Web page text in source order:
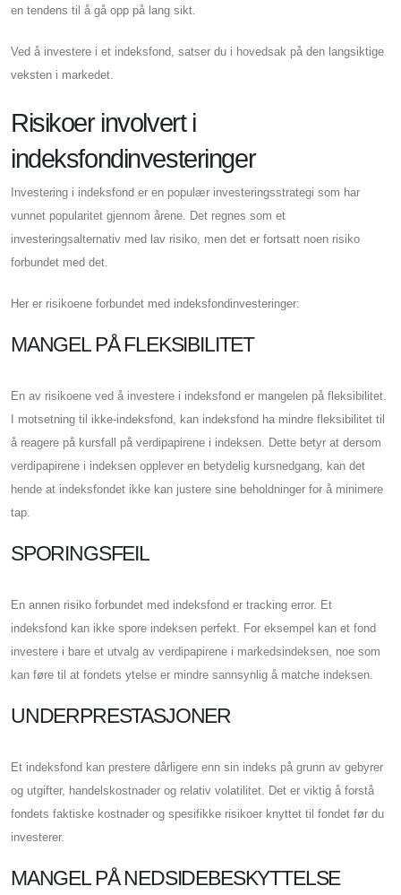
en tendens til å gå opp på lang sikt.
Ved å investere i et indeksfond, satser du i hovedsak på den langsiktige
veksten i markedet.
Risikoer involvert i
indeksfondinvesteringer
Investering i indeksfond er en populær investeringsstrategi som har
vunnet popularitet gjennom årene. Det regnes som et
investeringsalternativ med lav risiko, men det er fortsatt noen risiko
forbundet med det.
Her er risikoene forbundet med indeksfondinvesteringer:
MANGEL PÅ FLEKSIBILITET
En av risikoene ved å investere i indeksfond er mangelen på fleksibilitet.
I motsetning til ikke-indeksfond, kan indeksfond ha mindre fleksibilitet til
å reagere på kursfall på verdipapirene i indeksen. Dette betyr at dersom
verdipapirene i indeksen opplever en betydelig kursnedgang, kan det
hende at indeksfondet ikke kan justere sine beholdninger for å minimere
tap.
SPORINGSFEIL
En annen risiko forbundet med indeksfond er tracking error. Et
indeksfond kan ikke spore indeksen perfekt. For eksempel kan et fond
investere i bare et utvalg av verdipapirene i markedsindeksen, noe som
kan føre til at fondets ytelse er mindre sannsynlig å matche indeksen.
UNDERPRESTASJONER
Et indeksfond kan prestere dårligere enn sin indeks på grunn av gebyrer
og utgifter, handelskostnader og relativ volatilitet. Det er viktig å forstå
fondets faktiske kostnader og spesifikke risikoer knyttet til fondet før du
investerer.
MANGEL PÅ NEDSIDEBESKYTTELSE